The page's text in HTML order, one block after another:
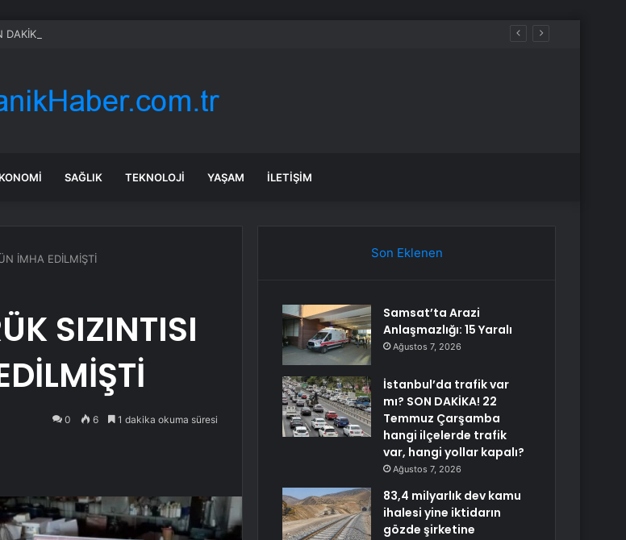
DAKİKA! 22 Temmuz Çarşamba hangi ilçelerde trafik var, hangi yollar kapalı?
SAĞLIK TEKNOLOJI YAŞAM İLETIŞIM
İMHA EDİLMİŞTİ
SIZINTISI
0 6 1 dakika okuma süresi
Son Eklenen
Samsat’ta Arazi
Anlaşmazlığı: 15 Yaralı
Ağustos 7, 2026
İstanbul’da trafik var
mı? SON DAKİKA! 22
Temmuz Çarşamba
hangi ilçelerde trafik
var, hangi yollar kapalı?
Ağustos 7, 2026
83,4 milyarlık dev kamu
ihalesi yine iktidarın
gözde şirketine